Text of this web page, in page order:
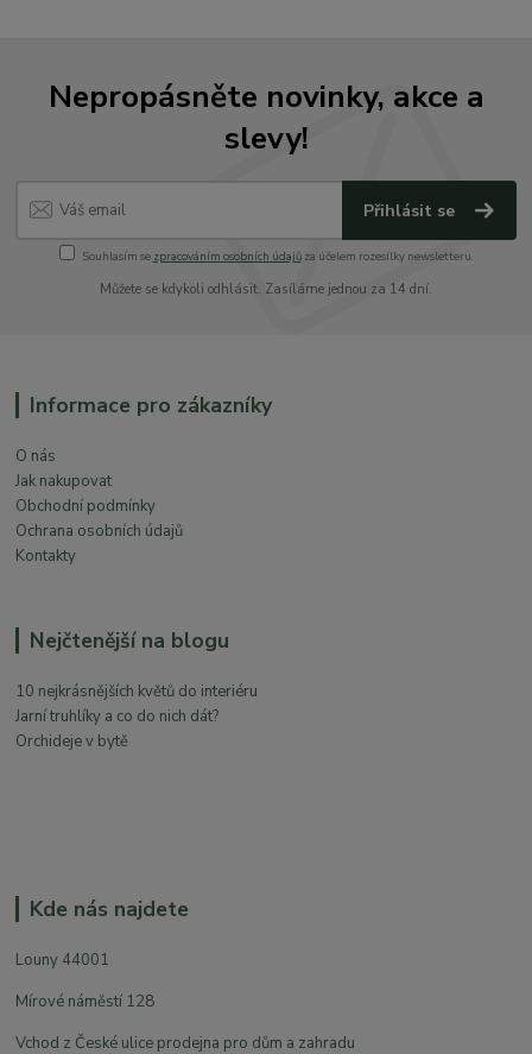
Nepropásněte novinky, akce a
slevy!
Přihlásit se
Souhlasím se zpracováním osobních údajůza účelem rozesílky newsletteru.
Můžete se kdykoli odhlásit. Zasíláme jednou za 14 dní.
Informace pro zákazníky
O nás
Jak nakupovat
Obchodní podmínky
Ochrana osobních údajů
Kontakty
Nejčtenější na blogu
10 nejkrásnějších květů do interiéru
Jarní truhlíky a co do nich dát?
Orchideje v bytě
Kde nás najdete
Louny 44001
Mírové náměstí 128
Vchod z České ulice prodejna pro dům a zahradu